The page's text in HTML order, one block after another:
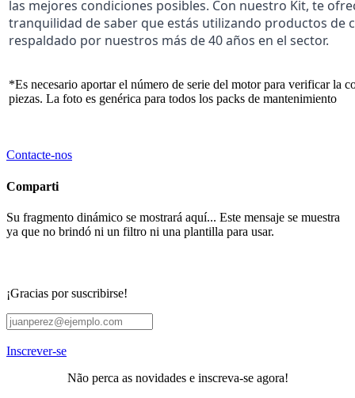
las mejores condiciones posibles. Con nuestro Kit, te
tranquilidad de saber que estás utilizando productos de
respaldado por nuestros más de 40 años en el sector.
*Es necesario aportar el número de serie del motor para verificar la
piezas. La foto es genérica para todos los packs de mantenimiento
Contacte-nos
Comparti
Su fragmento dinámico se mostrará aquí... Este mensaje se muestra
ya que no brindó ni un filtro ni una plantilla para usar.
¡Gracias por suscribirse!
Inscrever-se
Não perca as novidades e inscreva-se agora!